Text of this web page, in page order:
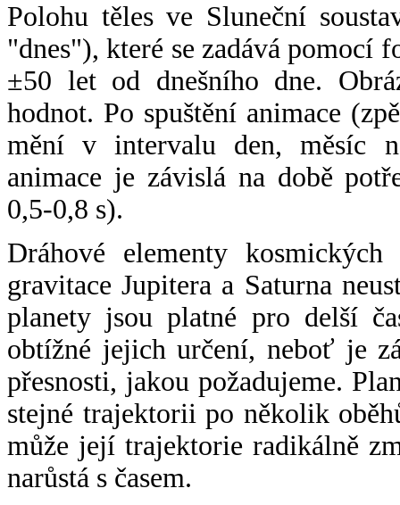
Polohu těles ve Sluneční
"dnes"), které se zadává pomocí
±50 let od dnešního dne.
hodnot. Po spuštění animace
mění v intervalu den, měsíc
animace je závislá na době
0,5-0,8 s).
Dráhové elementy
gravitace Jupitera a Saturna
planety jsou platné pro delší
obtížné jejich určení, neboť je
přesnosti, jakou požadujeme.
stejné trajektorii po několik
může její trajektorie radikálně
narůstá s časem.